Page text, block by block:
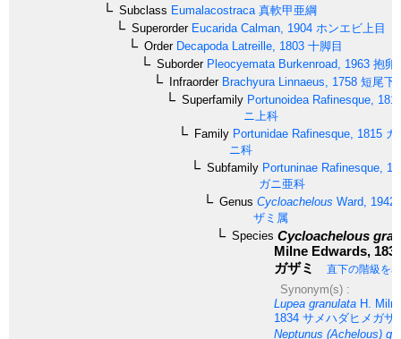
Subclass Eumalacostraca 真軟甲亜綱
SuperorderEucarida Calman, 1904 ホンエビ上目
OrderDecapoda Latreille, 1803 十脚目
SuborderPleocyemata Burkenroad, 1963 抱卵
InfraorderBrachyura Linnaeus, 1758 短尾下
Superfamily Portunoidea Rafinesque,
ニ上科
Family Portunidae Rafinesque, 1815 ガ
ニ科
Subfamily Portuninae Rafinesque,
ガニ亜科
Genus Cycloachelous Ward, 1942
ザミ属
Species Cycloachelous
Milne Edwards,
ガザミ
直下の階級を
Synonym(s) :
Lupea granulata H.
1834 サメハダヒメガザ
Neptunus (Achelous)